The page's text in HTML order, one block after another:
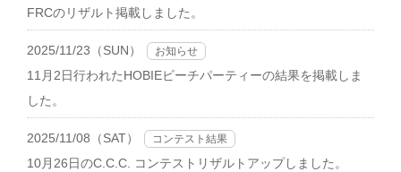
FRCのリザルト掲載しました。
2025/11/23（SUN） お知らせ
11月2日行われたHOBIEビーチパーティーの結果を掲載しま
した。
2025/11/08（SAT） コンテスト結果
10月26日のC.C.C. コンテストリザルトアップしました。